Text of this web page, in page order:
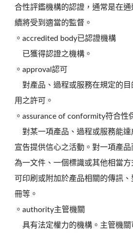
合性評鑑機構的認證，通常是在
續將受到適當的監督。
。accredited body已認證機構
已獲得認證之機構。
。approval認可
對產品、過程或服務在規定的目
用之許可。
。assurance of conformity符合性
對某一項產品、過程或服務能達
宣告提供信心之活動。對一項產
為一文件、一個標識或其他相當
可印刷或附加於產品相關的傳訊
冊等。
。authority主管機關
具有法定權力的機構。主管機關